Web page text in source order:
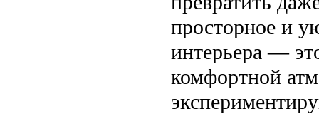
просторное и
интерьера —
комфортной